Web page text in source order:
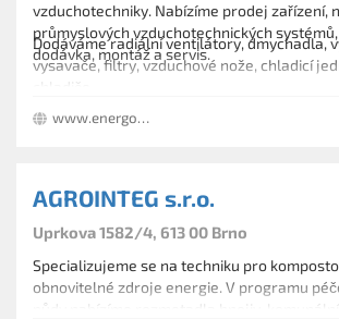
vzduchotechniky. Nabízíme prodej zařízení,
průmyslových vzduchotechnických
dodávka, montáž a servis.
Dodáváme radiální ventilátory, dmychadla,
vysavače, filtry, vzduchové nože, chladicí
www.energoekonom.cz
AGROINTEG s.r.o.
Uprkova 1582/4, 613 00 Brno
Specializujeme se na techniku pro
obnovitelné zdroje energie. V programu
půdy nabízíme rozmetadla hnojiv, komunální